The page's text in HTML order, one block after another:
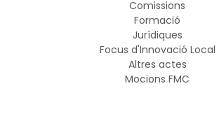
Comissions
Formació
Jurídiques
Focus d'Innovació Local
Altres actes
Mocions FMC